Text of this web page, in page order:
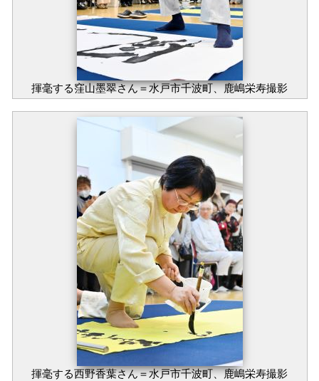
揮毫する窪山墨翠さん＝水戸市千波町、鹿嶋栄寿撮影
揮毫する西野香葉さん＝水戸市千波町、鹿嶋栄寿撮影